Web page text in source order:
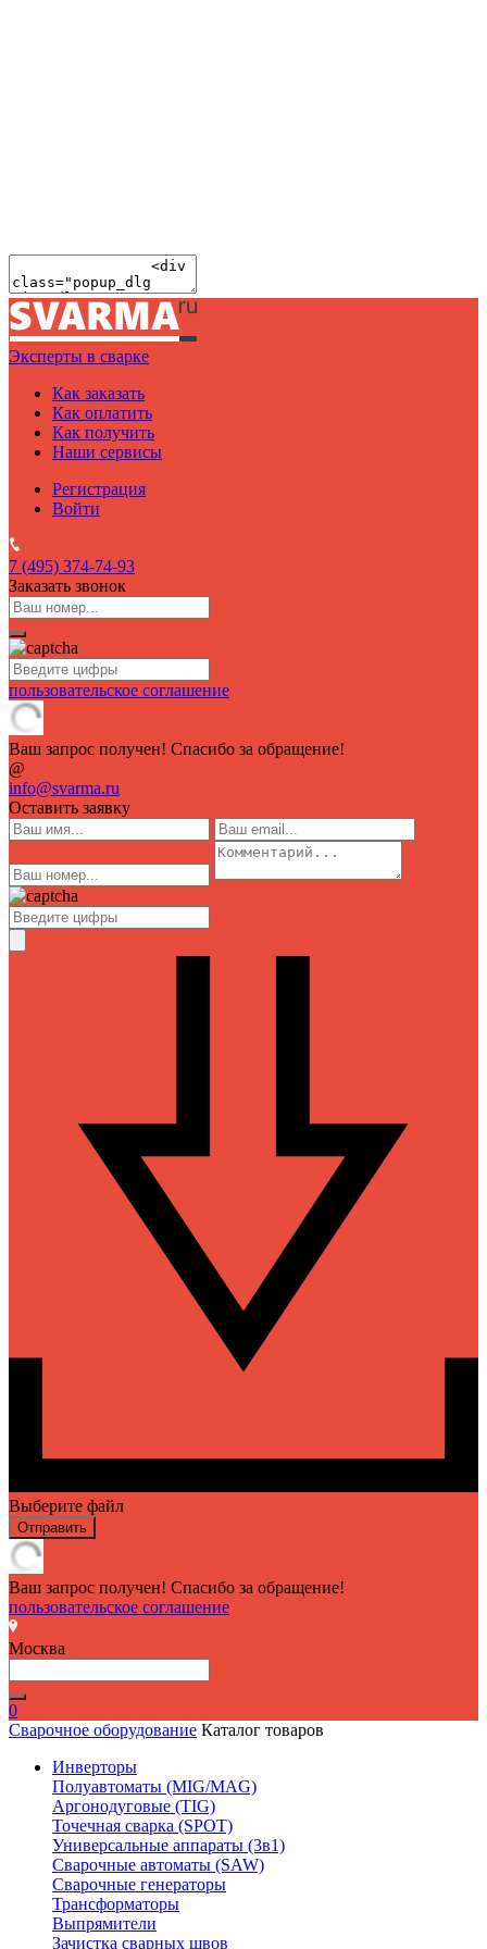
Эксперты в сварке
Как заказать
Как оплатить
Как получить
Наши сервисы
Регистрация
Войти
7 (495) 374-74-93
Заказать звонок
пользовательское соглашение
Ваш запрос получен! Спасибо за обращение!
@
info@svarma.ru
Оставить заявку
Выберите файл
Отправить
Ваш запрос получен! Спасибо за обращение!
пользовательское соглашение
Москва
0
Сварочное оборудование Каталог товаров
Инверторы
Полуавтоматы (MIG/MAG)
Аргонодуговые (TIG)
Точечная сварка (SPOT)
Универсальные аппараты (3в1)
Сварочные автоматы (SAW)
Сварочные генераторы
Трансформаторы
Выпрямители
Зачистка сварных швов